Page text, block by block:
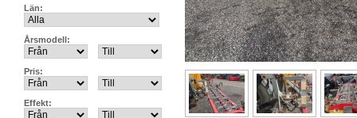
Län:
Årsmodell:
Pris:
Effekt: